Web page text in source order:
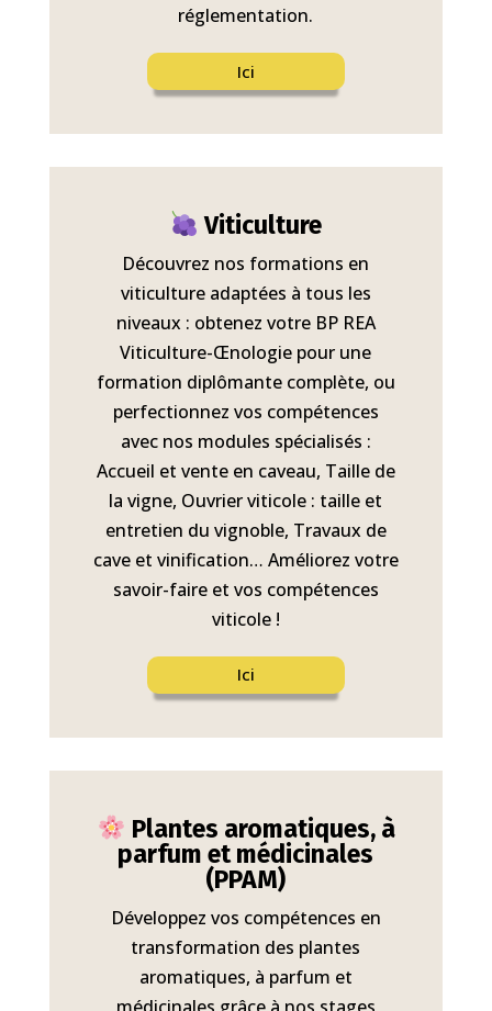
réglementation.
Ici
Viticulture
Découvrez nos formations en
viticulture adaptées à tous les
niveaux : obtenez votre BP REA
Viticulture-Œnologie pour une
formation diplômante complète, ou
perfectionnez vos compétences
avec nos modules spécialisés :
Accueil et vente en caveau, Taille de
la vigne, Ouvrier viticole : taille et
entretien du vignoble, Travaux de
cave et vinification… Améliorez votre
savoir-faire et vos compétences
viticole !
Ici
Plantes aromatiques, à
parfum et médicinales
(PPAM)
Développez vos compétences en
transformation des plantes
aromatiques, à parfum et